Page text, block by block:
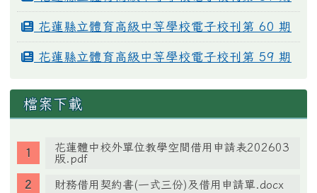
花蓮縣立體育高級中等學校電子校刊第 60 期
花蓮縣立體育高級中等學校電子校刊第 59 期
檔案下載
花蓮體中校外單位教學空間借用申請表202603
版.pdf
財務借用契約書(一式三份)及借用申請單.docx